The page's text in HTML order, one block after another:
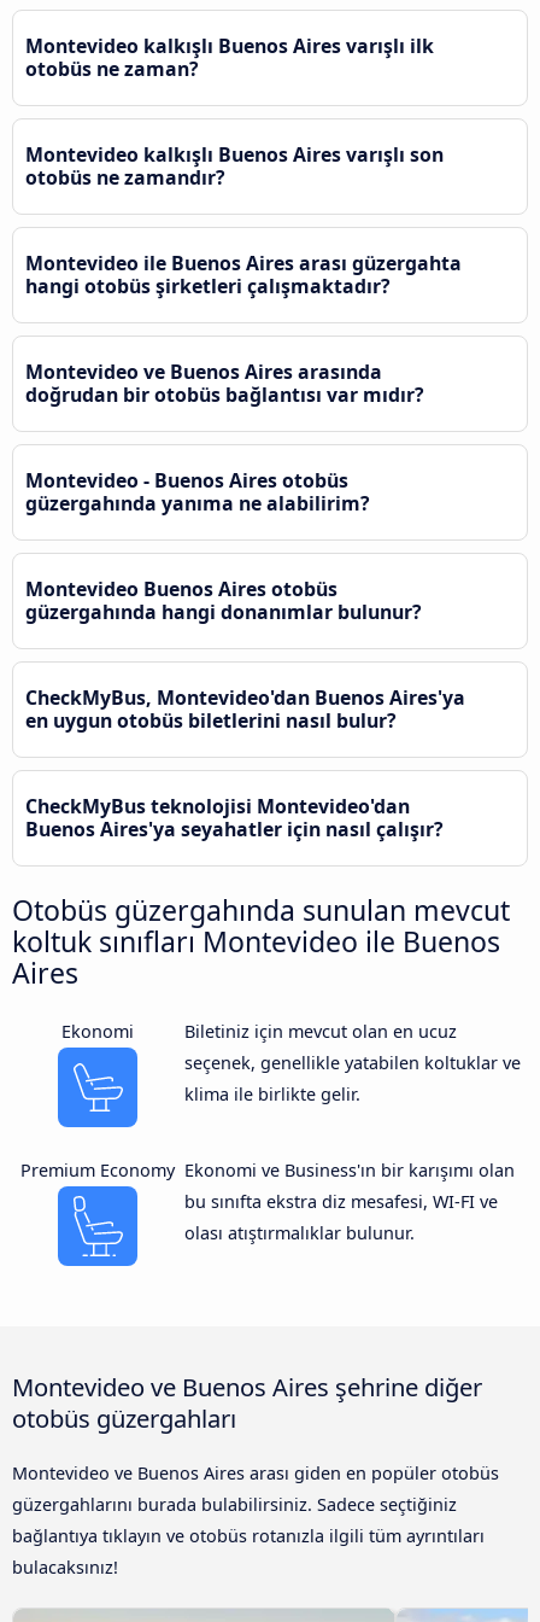
Montevideo kalkışlı Buenos Aires varışlı ilk
otobüs ne zaman?
Montevideo kalkışlı Buenos Aires varışlı son
otobüs ne zamandır?
Montevideo ile Buenos Aires arası güzergahta
hangi otobüs şirketleri çalışmaktadır?
Montevideo ve Buenos Aires arasında
doğrudan bir otobüs bağlantısı var mıdır?
Montevideo - Buenos Aires otobüs
güzergahında yanıma ne alabilirim?
Montevideo Buenos Aires otobüs
güzergahında hangi donanımlar bulunur?
CheckMyBus, Montevideo'dan Buenos Aires'ya
en uygun otobüs biletlerini nasıl bulur?
CheckMyBus teknolojisi Montevideo'dan
Buenos Aires'ya seyahatler için nasıl çalışır?
Otobüs güzergahında sunulan mevcut
koltuk sınıfları Montevideo ile Buenos
Aires
Ekonomi
Biletiniz için mevcut olan en ucuz
seçenek, genellikle yatabilen koltuklar ve
klima ile birlikte gelir.
Premium Economy Ekonomi ve Business'ın bir karışımı olan
bu sınıfta ekstra diz mesafesi, WI-FI ve
olası atıştırmalıklar bulunur.
Montevideo ve Buenos Aires şehrine diğer
otobüs güzergahları
Montevideo ve Buenos Aires arası giden en popüler otobüs
güzergahlarını burada bulabilirsiniz. Sadece seçtiğiniz
bağlantıya tıklayın ve otobüs rotanızla ilgili tüm ayrıntıları
bulacaksınız!